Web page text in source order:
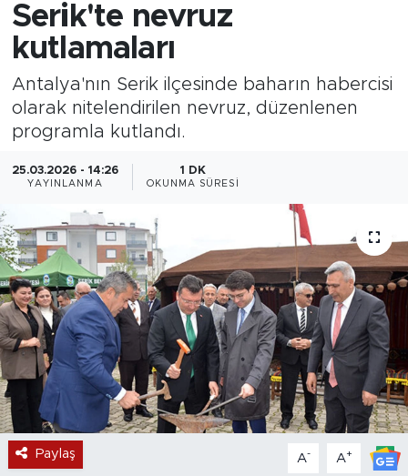
Serik'te nevruz
kutlamaları
Antalya'nın Serik ilçesinde baharın habercisi
olarak nitelendirilen nevruz, düzenlenen
programla kutlandı.
25.03.2026 - 14:26
YAYINLANMA
1 DK
OKUNMA SÜRESI
Paylaş A- A+
Gündem
İlçeler
Kültür- Sanat
Özel Haber
Politika
Resmi İlanlar
Sağlık
Spor
Turizm
Tüm Manşetler
Son Dakika Haberleri
Haber Arşivi